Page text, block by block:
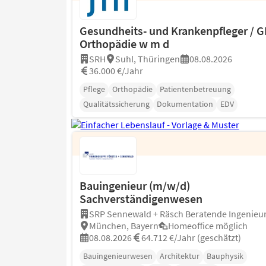
Gesundheits- und Krankenpfleger /
Orthopädie w m d
SRH Suhl, Thüringen
08.08.2026
36.000 €/Jahr
Pflege Orthopädie
Patientenbetreuung
Qualitätssicherung
Dokumentation EDV
Bauingenieur (m/w/d)
Sachverständigenwesen
SRP Sennewald + Räsch Beratende
München, Bayern
Homeoffice möglich
08.08.2026
64.712 €/Jahr (geschätzt)
Bauingenieurwesen Architektur
Bauphysik